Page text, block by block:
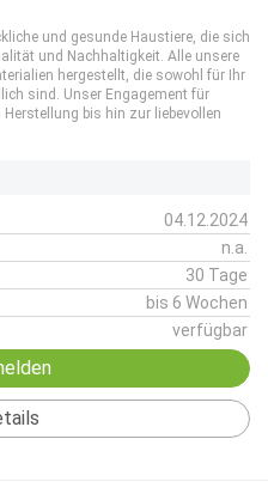
und gesunde Haustiere, die sich
und Nachhaltigkeit. Alle unsere
hergestellt, die sowohl für Ihr
sind. Unser Engagement für
bis hin zur liebevollen
04.12.2024
n.a.
30 Tage
bis 6 Wochen
verfügbar